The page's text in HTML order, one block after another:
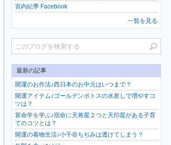
宮内紀季 Facebook
一覧を見る
最新の記事
開運のお作法♪西日本のお中元はいつまで？
開運アイテム♪ゴールデンポトスの水差しで増やすコ
ツは？
算命学を学ぶ♪宿命に天将星２つと天印星がある子育
てのコツとは？
開運の着物生活♪小千谷ちぢみは透けてしまう？